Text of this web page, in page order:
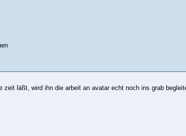
läßt, wird ihn die arbeit an avatar echt noch ins grab